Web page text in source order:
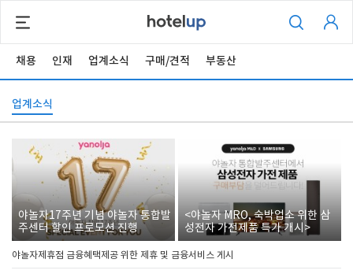
채용 인재 업계소식 구매/견적 부동산
업계소식
야놀자17주년 기념 야놀자 통합발
주센터 할인 프로모션 진행
<야놀자 MRO, 숙박업소 위한 삼
성전자 가전제품 특가 개시>
야놀자제휴점 금융혜택제공 위한 제휴 및 금융서비스 게시